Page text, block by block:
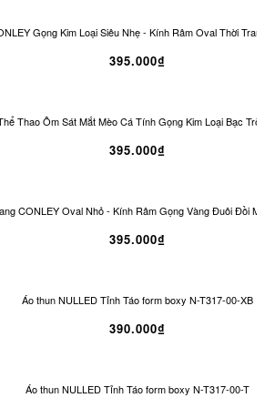
Gọng Kim Loại Siêu Nhẹ - Kính Râm Oval Thời Trang
395.000₫
Thao Ôm Sát Mắt Mèo Cá Tính Gọng Kim Loại Bạc
395.000₫
CONLEY Oval Nhỏ - Kính Râm Gọng Vàng Đuôi Đồi Mồi
395.000₫
Áo thun NULLED Tỉnh Táo form boxy N-T317-00-XB
390.000₫
Áo thun NULLED Tỉnh Táo form boxy N-T317-00-T